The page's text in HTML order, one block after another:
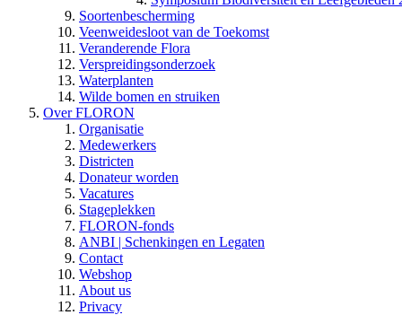
Soortenbescherming
Veenweidesloot van de Toekomst
Veranderende Flora
Verspreidingsonderzoek
Waterplanten
Wilde bomen en struiken
Over FLORON
Organisatie
Medewerkers
Districten
Donateur worden
Vacatures
Stageplekken
FLORON-fonds
ANBI | Schenkingen en Legaten
Contact
Webshop
About us
Privacy